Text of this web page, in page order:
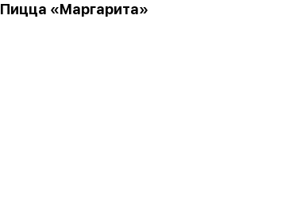
Пицца «Маргарита»